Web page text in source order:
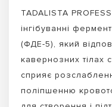
TADALISTA
інгібуванні
(ФДЕ-5), який
кавернозних тілах
сприяє
поліпшенню